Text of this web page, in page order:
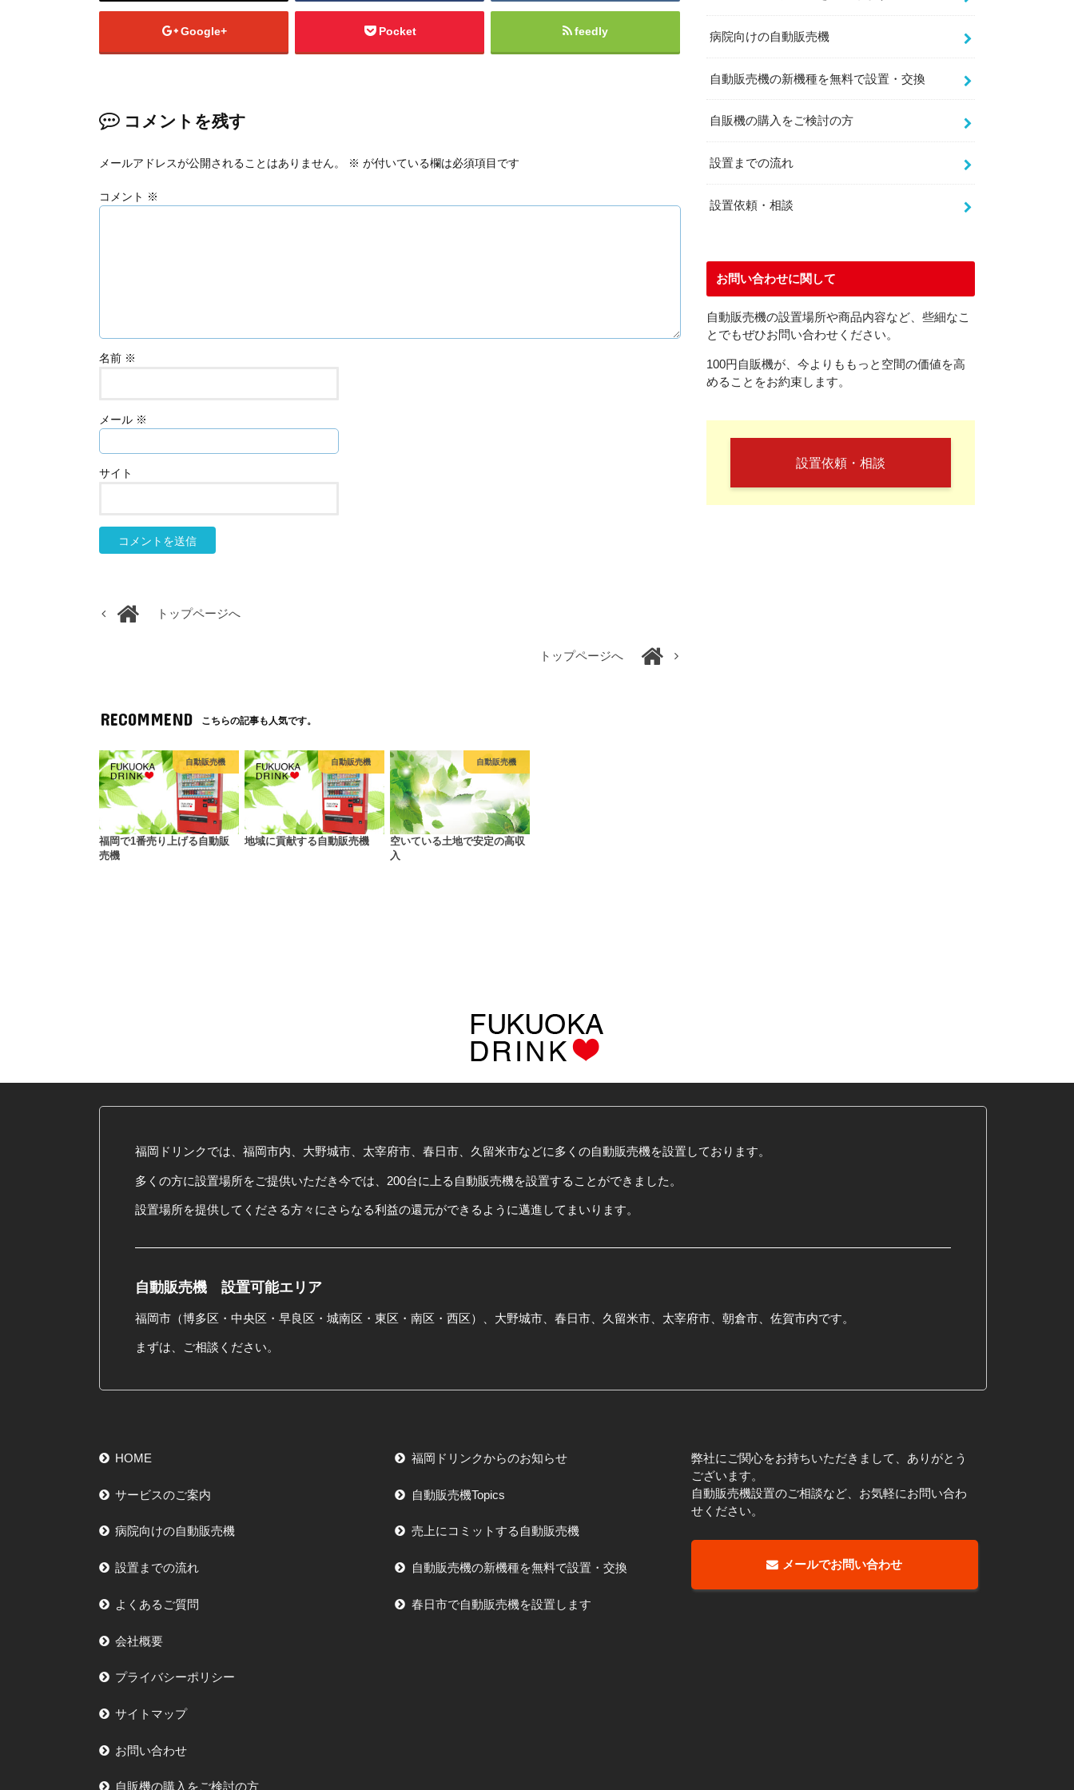
Google+ Pocket feedly
コメントを残す
メールアドレスが公開されることはありません。 ※ が付いている欄は必須項目です
コメント ※
名前 ※
メール ※
サイト
トップページへ
トップページへ
RECOMMEND こちらの記事も人気です。
自動販売機
福岡で1番売り上げる自動販
売機
自動販売機
地域に貢献する自動販売機
自動販売機
空いている土地で安定の高収
入
病院向けの自動販売機
自動販売機の新機種を無料で設置・交換
自販機の購入をご検討の方
設置までの流れ
設置依頼・相談
お問い合わせに関して
自動販売機の設置場所や商品内容など、些細なこ
とでもぜひお問い合わせください。
100円自販機が、今よりももっと空間の価値を高
めることをお約束します。
設置依頼・相談
福岡ドリンクでは、福岡市内、大野城市、太宰府市、春日市、久留米市などに多くの自動販売機を設置しております。
多くの方に設置場所をご提供いただき今では、200台に上る自動販売機を設置することができました。
設置場所を提供してくださる方々にさらなる利益の還元ができるように邁進してまいります。
自動販売機 設置可能エリア
福岡市（博多区・中央区・早良区・城南区・東区・南区・西区）、大野城市、春日市、久留米市、太宰府市、朝倉市、佐賀市内です。
まずは、ご相談ください。
HOME
サービスのご案内
病院向けの自動販売機
設置までの流れ
よくあるご質問
会社概要
プライバシーポリシー
サイトマップ
お問い合わせ
自販機の購入をご検討の方
福岡ドリンクからのお知らせ
自動販売機Topics
売上にコミットする自動販売機
自動販売機の新機種を無料で設置・交換
春日市で自動販売機を設置します
弊社にご関心をお持ちいただきまして、ありがとう
ございます。
自動販売機設置のご相談など、お気軽にお問い合わ
せください。
メールでお問い合わせ